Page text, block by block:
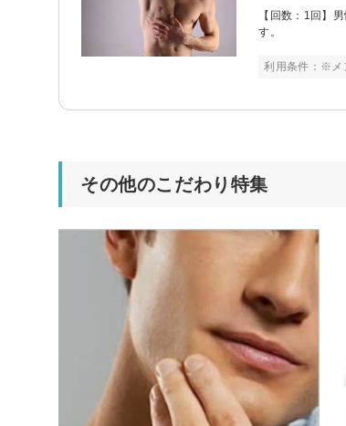
【回数：1回】
す。
利用条件：※メ
その他のこだわり特集